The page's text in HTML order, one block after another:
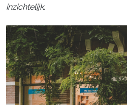
inzichtelijk.